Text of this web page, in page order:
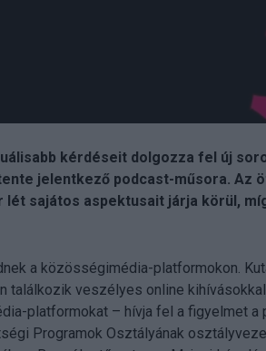
kérdéseit dolgozza fel új
jelentkező podcast-műsora. Az
sajátos aspektusait járja körül,
a közösségimédia-platformokon.
találkozik veszélyes online
platformokat – hívja fel a figyelmet a
Programok Osztályának